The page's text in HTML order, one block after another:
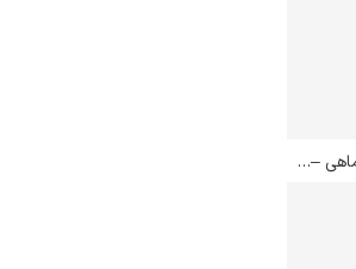
جادوی ماهی – پل کله